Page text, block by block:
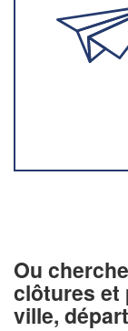
Ou
clôtures et
ville,